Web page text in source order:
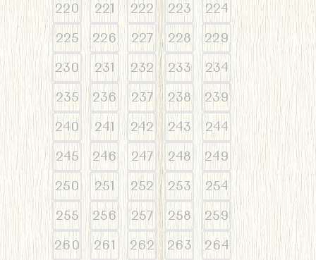
220
221 222 223
224
225
226 227 228
229
230
231 232 233
234
235
236 237 238
239
240
241 242 243
244
245
246 247 248
249
250
251 252 253
254
255
256 257 258
259
260
261 262 263
264